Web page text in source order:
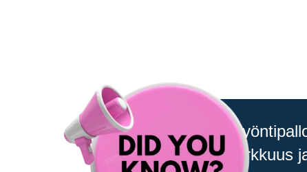
Virallisen
4,1 cm. Tarkkuus